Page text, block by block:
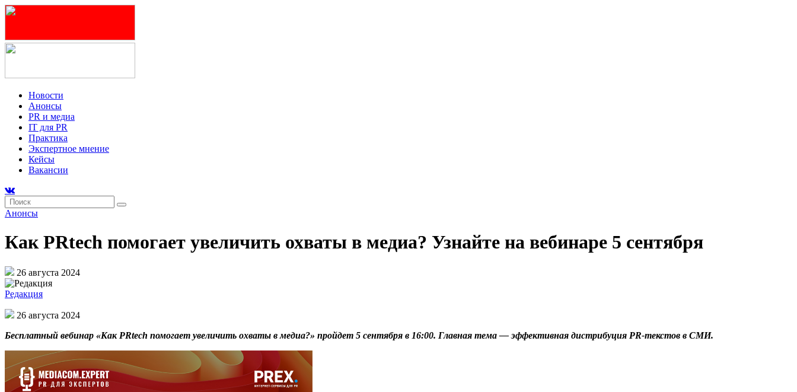
Новости
Анонсы
PR и медиа
IT для PR
Практика
Экспертное мнение
Кейсы
Вакансии
Анонсы
Как PRtech помогает увеличить охваты в медиа? Узнайте на вебинаре 5 сентября
26 августа 2024
Редакция
26 августа 2024
Бесплатный вебинар «Как PRtech помогает увеличить охваты в медиа?» пройдет 5 сентября в 16:00. Главная тема — эффективная дистрибуция PR-текстов в СМИ.